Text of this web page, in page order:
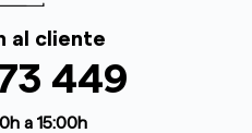
al cliente
449
a 15:00h